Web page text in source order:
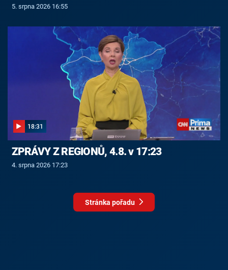
5. srpna 2026 16:55
18:31
ZPRÁVY Z REGIONŮ, 4.8. v 17:23
4. srpna 2026 17:23
Stránka pořadu